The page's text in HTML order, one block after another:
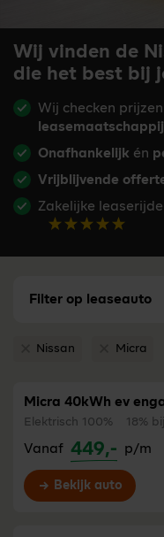
Wij vinden de
die het best bij
Wij checken
Onafhankelijk én
Vrijblijvende
Zakelijke
Filter op leaseauto
Verwijder filter Nissan
Nissan Verwijder
Micra
Micra 40kWh ev
Elektrisch 100% 18%
Vanaf 449,- p/m
Bekijk auto